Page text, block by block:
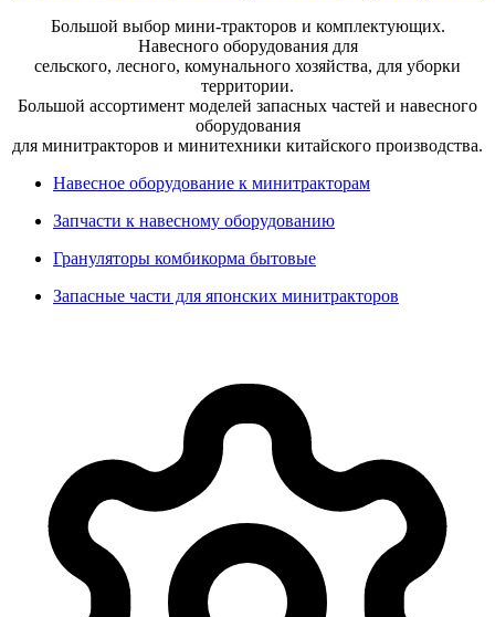
Большой выбор мини-тракторов и комплектующих.
Навесного оборудования для
сельского, лесного, комунального хозяйства, для уборки
территории.
Большой ассортимент моделей запасных частей и навесного
оборудования
для минитракторов и минитехники китайского производства.
Навесное оборудование к минитракторам
Запчасти к навесному оборудованию
Грануляторы комбикорма бытовые
Запасные части для японских минитракторов